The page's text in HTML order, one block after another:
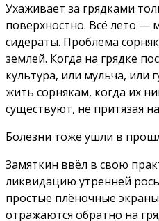
Ухаживает за грядками
поверхностно. Всё лето —
сидераты. Проблема
землей. Когда на грядке
культура, или мульча, или
жить сорнякам, когда их
существуют, не притязая
Болезни тоже ушли в
Замяткин ввёл в свою
ликвидацию утренней
простые плёночные
отражаются обратно на